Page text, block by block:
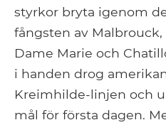
styrkor bryta igenom
fångsten av Malbrouck,
Dame Marie och
i handen drog
Kreimhilde-linjen och
mål för första dagen.